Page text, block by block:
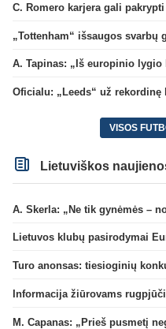
C. Romero karjera gali
„Tottenham“ išsaugos svarbų
VISOS
Lietuviškos
A. Skerla: „Ne tik gynėmės –
Turo anonsas: tiesioginių
Informacija žiūrovams